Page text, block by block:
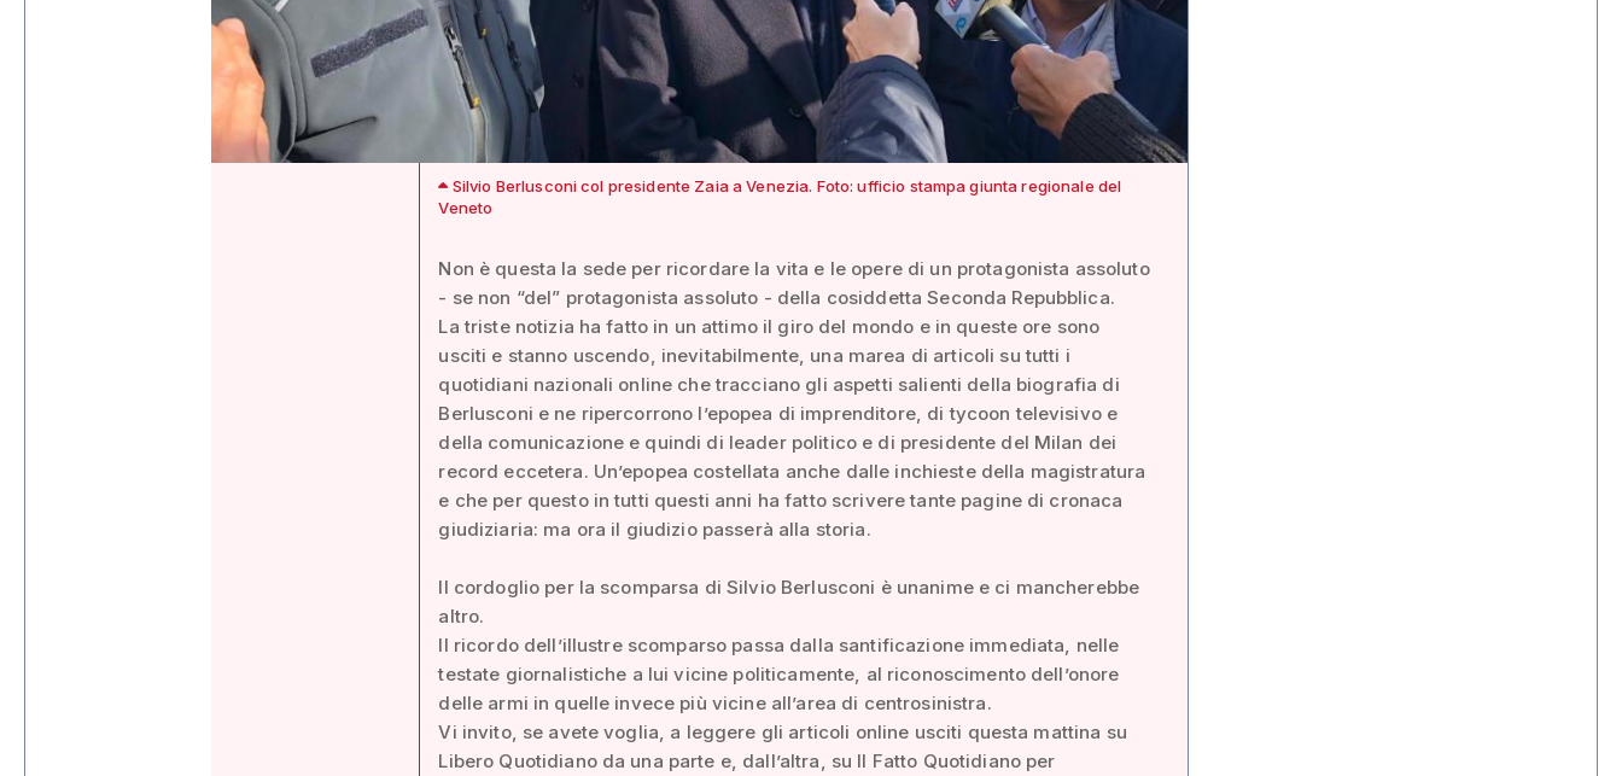
Silvio Berlusconi col presidente Zaia a Venezia. Foto: ufficio stampa giunta regionale del
Veneto
Non è questa la sede per ricordare la vita e le opere di un protagonista assoluto
- se non “del” protagonista assoluto - della cosiddetta Seconda Repubblica.
La triste notizia ha fatto in un attimo il giro del mondo e in queste ore sono
usciti e stanno uscendo, inevitabilmente, una marea di articoli su tutti i
quotidiani nazionali online che tracciano gli aspetti salienti della biografia di
Berlusconi e ne ripercorrono l’epopea di imprenditore, di tycoon televisivo e
della comunicazione e quindi di leader politico e di presidente del Milan dei
record eccetera. Un’epopea costellata anche dalle inchieste della magistratura
e che per questo in tutti questi anni ha fatto scrivere tante pagine di cronaca
giudiziaria: ma ora il giudizio passerà alla storia.
Il cordoglio per la scomparsa di Silvio Berlusconi è unanime e ci mancherebbe
altro.
Il ricordo dell’illustre scomparso passa dalla santificazione immediata, nelle
testate giornalistiche a lui vicine politicamente, al riconoscimento dell’onore
delle armi in quelle invece più vicine all’area di centrosinistra.
Vi invito, se avete voglia, a leggere gli articoli online usciti questa mattina su
Libero Quotidiano da una parte e, dall’altra, su Il Fatto Quotidiano per